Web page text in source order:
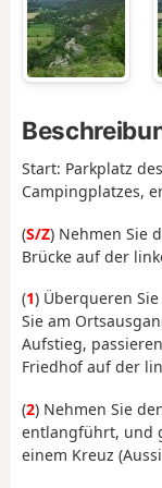
Start: Parkplatz
Campingplatzes,
(S/Z) Nehmen Sie
Brücke auf der
(1) Überqueren
Sie am
Aufstieg,
Friedhof auf der
(2) Nehmen Sie
entlangführt, und
einem Kreuz